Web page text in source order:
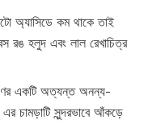
অ্যাসিডে কম থাকে তাই
রঙ হলুদ এবং লাল রেখাচিত্র
একটি অত্যন্ত অনন্য-
চামড়াটি সুন্দরভাবে আঁকড়ে